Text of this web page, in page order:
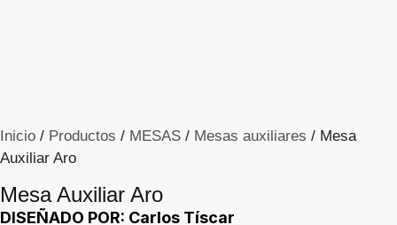
Inicio / Productos / MESAS / Mesas auxiliares / Mesa
Auxiliar Aro
Mesa Auxiliar Aro
DISEÑADO POR: Carlos Tíscar